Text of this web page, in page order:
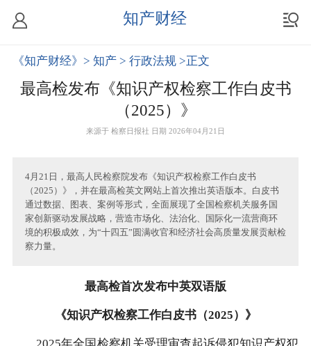
知产财经
《知产财经》 > 知产 > 行政法规 >正文
最高检发布《知识产权检察工作白皮书
（2025）》
来源于 检察日报社 日期 2026年04月21日
4月21日，最高人民检察院发布《知识产权检察工作白皮书
（2025）》，并在最高检英文网站上首次推出英语版本。白皮书
通过数据、图表、案例等形式，全面展现了全国检察机关服务国
家创新驱动发展战略，营造市场化、法治化、国际化一流营商环
境的积极成效，为“十四五”圆满收官和经济社会高质量发展贡献检
察力量。
最高检首次发布中英双语版
《知识产权检察工作白皮书（2025）》